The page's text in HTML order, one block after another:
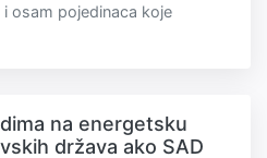
osam pojedinaca koje
na energetsku
država ako SAD